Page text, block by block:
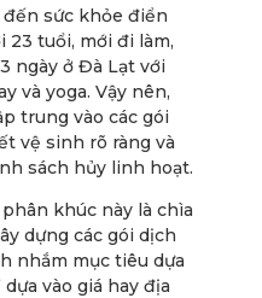
sức khỏe điển
tuổi, mới đi làm,
ngày ở Đà Lạt với
và yoga. Vậy nên,
trung vào các gói
vệ sinh rõ ràng và
sách hủy linh hoạt.
khúc này là chìa
dựng các gói dịch
nhắm mục tiêu dựa
vào giá hay địa